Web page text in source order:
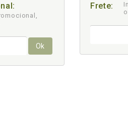
Ok
Frete: